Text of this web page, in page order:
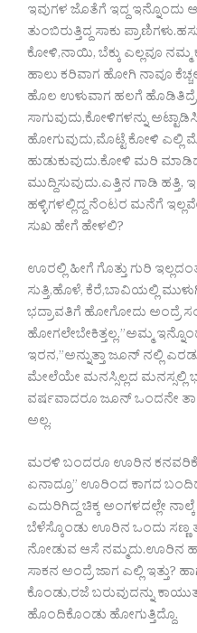
ಇವುಗಳ ಜೊತೆಗೆ ಇದ್ದ
ತುಂಬಿರುತ್ತಿದ್ದ ಸಾಕು
ಕೋಳಿ,ನಾಯಿ, ಬೆಕ್ಕು ಎಲ್ಲವೂ ನಮ್ಮ
ಹಾಲು ಕರಿವಾಗ ಹೋಗಿ ನಾವೂ
ಹೊಲ ಉಳುವಾಗ ಹಲಗೆ
ಸಾಗುವುದು,ಕೋಳಿಗಳನ್ನು
ಹೋಗುವುದು,ಮೊಟ್ಟೆ ಕೋಳಿ ಎಲ್ಲಿ
ಹುಡುಕುವುದು.ಕೋಳಿ ಮರಿ
ಮುದ್ದಿಸುವುದು.ಎತ್ತಿನ ಗಾಡಿ ಹತ್ತಿ,
ಹಳ್ಳಿಗಳಲ್ಲಿದ್ದ ನೆಂಟರ ಮನೆಗೆ
ಸುಖ ಹೇಗೆ ಹೇಳಲಿ?
ಊರಲ್ಲಿ ಹೀಗೆ ಗೊತ್ತು ಗುರಿ
ಸುತ್ತಿ,ಹೊಳೆ, ಕೆರೆ,ಬಾವಿಯಲ್ಲಿ
ಭದ್ರಾವತಿಗೆ ಹೋಗೋದು ಅಂದ್ರೆ
ಹೋಗಲೇಬೇಕಿತ್ತಲ್ಲ.”ಅಮ್ಮ
ಇರನ,”ಅನ್ನುತ್ತಾ ಜೂನ್ ನಲ್ಲಿ
ಮೇಲೆಯೇ ಮನಸ್ಸಿಲ್ಲದ ಮನಸ್ಸಲ್ಲಿ
ವರ್ಷವಾದರೂ ಜೂನ್ ಒಂದನೇ
ಅಲ್ಲ.
ಮರಳಿ ಬಂದರೂ ಊರಿನ
ಏನಾದ್ರೂ” ಊರಿಂದ ಕಾಗದ
ಎದುರಿಗಿದ್ದ ಚಿಕ್ಕ ಅಂಗಳದಲ್ಲೇ
ಬೆಳೆಸ್ಕೊಂಡು ಊರಿನ ಒಂದು ಸಣ್ಣ
ನೋಡುವ ಆಸೆ ನಮ್ಮದು.ಊರಿನ
ಸಾಕನ ಅಂದ್ರೆ ಜಾಗ ಎಲ್ಲಿ
ಕೊಂಡು,ರಜೆ ಬರುವುದನ್ನು
ಹೊಂದಿಕೊಂಡು ಹೋಗುತ್ತಿದ್ದೊ.